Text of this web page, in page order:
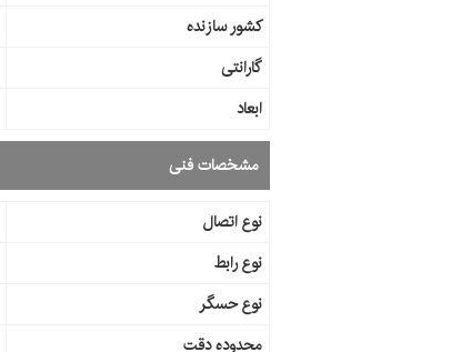
کشور سازنده
گارانتی
ابعاد
مشخصات فنی
نوع اتصال
نوع رابط
نوع حسگر
محدوده دقت